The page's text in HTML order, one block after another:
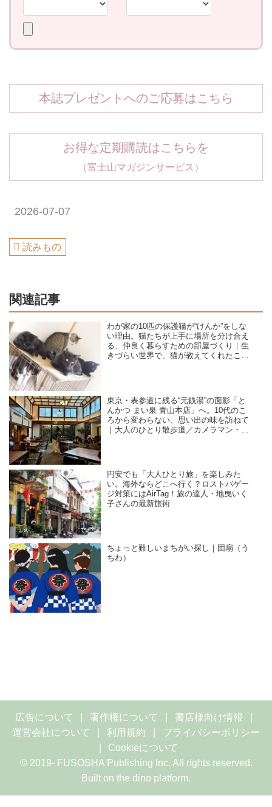
本誌プレゼントへのご応募はこちら
お得な定期購読はこちらを
（富士山マガジンサービス）
2026-07-07
読みもの
関連記事
わが家の10匹の保護猫が“けんか”をしな
い理由。猫たちが上手に場所を分け合え
る、仲良く暮らすための部屋づくり｜生
きづらい世界で、猫が教えてくれたこと
東京・表参道に残る“元銭湯”の面影「と
んかつ まい泉 青山本店」へ。10代のこ
ろから変わらない、思い出の味を訪ねて
｜大人のひとり散歩道／カメラマン・石
円安でも「大人ひとり旅」を楽しみた
い。海外ならどこへ行く？ロストバゲー
ジ対策にはAirTag！旅の達人・地曳いく
子さんの最新旅術
ちょっと難しいまちがい探し｜団扇（う
ちわ）
広告について 著作権について
書店様向け情報
運営会社について
利用規約
プライバシーポリシー
Cookieについて
© 2019- FUSOSHA Publishing Inc. All rights reserved.
Built on the dino platform.